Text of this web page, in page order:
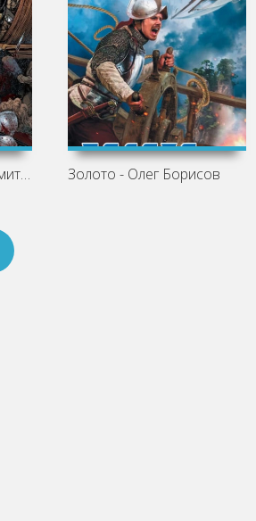
«Воин-Врач» Олега Дмитриева: когда Золото - Олег Борисов